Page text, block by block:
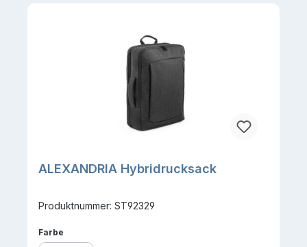
ALEXANDRIA Hybridrucksack
Produktnummer: ST92329
Farbe